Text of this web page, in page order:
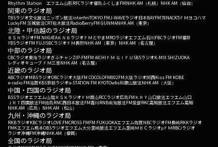
Rhythm Station エフエム山形RFCラジオ福島ふくしまFMNHK AM（札幌） NHK AM（仙台）
関東のラジオ局
TBSラジオ文化放送ニッポン放送interfmTOKYO FMJ-WAVEラジオ日本BAYFM78NACK5ＦＭヨコハマ
LuckyFM 茨城放送CRT栃木放送RadioBerryFM GUNMANHK AM（東京）
北陸・甲信越のラジオ局
ＢＳＮラジオFM NIIGATAＫＮＢラジオＦＭとやまMROラジオエフエム石川FBCラジオFM福井
YBSラジオFM FUJISBCラジオＦＭ長野NHK AM（東京） NHK AM（名古屋）
中部のラジオ局
CBCラジオ東海ラジオぎふチャンZIP-FMFM AICHI ＦＭ ＧＩＦＵ SBSラジオK-MIX SHIZUOKA
レディオキューブ ＦＭ三重NHK AM（名古屋）
近畿のラジオ局
ABCラジオMBSラジオOBCラジオ大阪FM COCOLOFM802FM大阪ラジオ関西Kiss FM KOBE
e-radio FM滋賀KBS京都ラジオα-STATION FM KYOTOwbs和歌山放送NHK AM（大阪）
中国・四国のラジオ局
BSSラジオエフエム山陰ＲＳＫラジオＦＭ岡山RCCラジオ広島FM ＫＲＹ山口放送エフエム山口
ＪＲＴ四国放送FM徳島RNC西日本放送FM香川RNB南海放送FM愛媛RKC高知放送エフエム高知
NHK AM（広島） NHK AM（松山）
九州・沖縄のラジオ局
RKBラジオKBCラジオLOVE FMCROSS FMFM FUKUOKAエフエム佐賀NBCラジオFM長崎RKKラジオ
FMKエフエム熊本OBSラジオエフエム大分宮崎放送エフエム宮崎ＭＢＣラジオμＦＭRBCiラジオ
ラジオ沖縄FM沖縄NHK AM（福岡）
全国のラジオ局